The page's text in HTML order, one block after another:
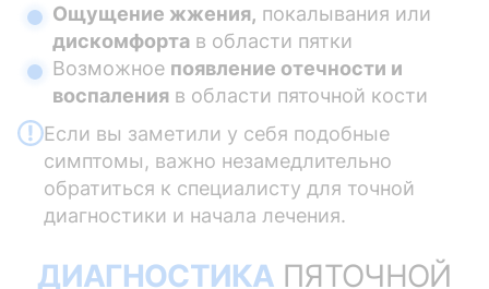
Ощущение жжения, покалывания или
дискомфорта в области пятки
Возможное появление отечности и
воспаления в области пяточной кости
Если вы заметили у себя подобные
симптомы, важно незамедлительно
обратиться к специалисту для точной
диагностики и начала лечения.
ДИАГНОСТИКА ПЯТОЧНОЙ